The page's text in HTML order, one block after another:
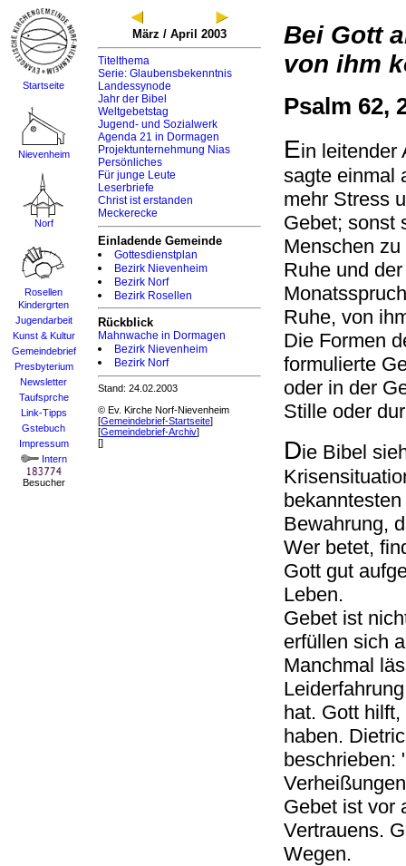
März / April 2003
Titelthema
Serie: Glaubensbekenntnis
Landessynode
Jahr der Bibel
Weltgebetstag
Jugend- und Sozialwerk
Agenda 21 in Dormagen
Projektunternehmung Nias
Persönliches
Für junge Leute
Leserbriefe
Christ ist erstanden
Meckerecke
Einladende Gemeinde
Gottesdienstplan
Bezirk Nievenheim
Bezirk Norf
Bezirk Rosellen
Rückblick
Mahnwache in Dormagen
Bezirk Nievenheim
Bezirk Norf
Stand: 24.02.2003
© Ev. Kirche Norf-Nievenheim
[Gemeindebrief-Startseite]
[Gemeindebrief-Archiv]
[]
Bei Gott
von ihm
Psalm 62,
Ein leitender
sagte einmal
mehr Stress
Gebet; sonst
Menschen
Ruhe und
Ruhe, von
Die Formen
formulierte
oder in der
Stille oder
Die Bibel
Bewahrung,
Wer betet,
Gott gut
Leben.
Gebet ist
erfüllen sich
Manchmal
hat. Gott
haben.
beschrieben:
Gebet ist vor
Vertrauens.
Wegen.
Startseite
Nievenheim
Norf
Rosellen
Kindergrten
Jugendarbeit
Kunst & Kultur
Gemeindebrief
Presbyterium
Newsletter
Taufsprche
Link-Tipps
Gstebuch
Impressum
Intern
Besucher